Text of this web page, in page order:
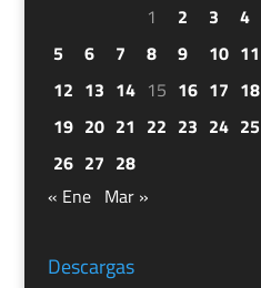
1
2 3
4
5
6 7 8 9 10 11
12 13 14 15 16 17 18
19 20 21 22 23 24 25
26 27 28
« Ene Mar »
Descargas